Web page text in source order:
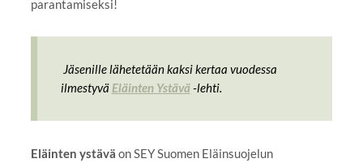
parantamiseksi!
Jäsenille lähetetään kaksi kertaa vuodessa
ilmestyvä Eläinten Ystävä-lehti.
Eläinten ystävä on SEY Suomen Eläinsuojelun